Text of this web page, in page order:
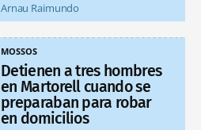
Arnau Raimundo
MOSSOS
Detienen a tres hombres
en Martorell cuando se
preparaban para robar
en domicilios